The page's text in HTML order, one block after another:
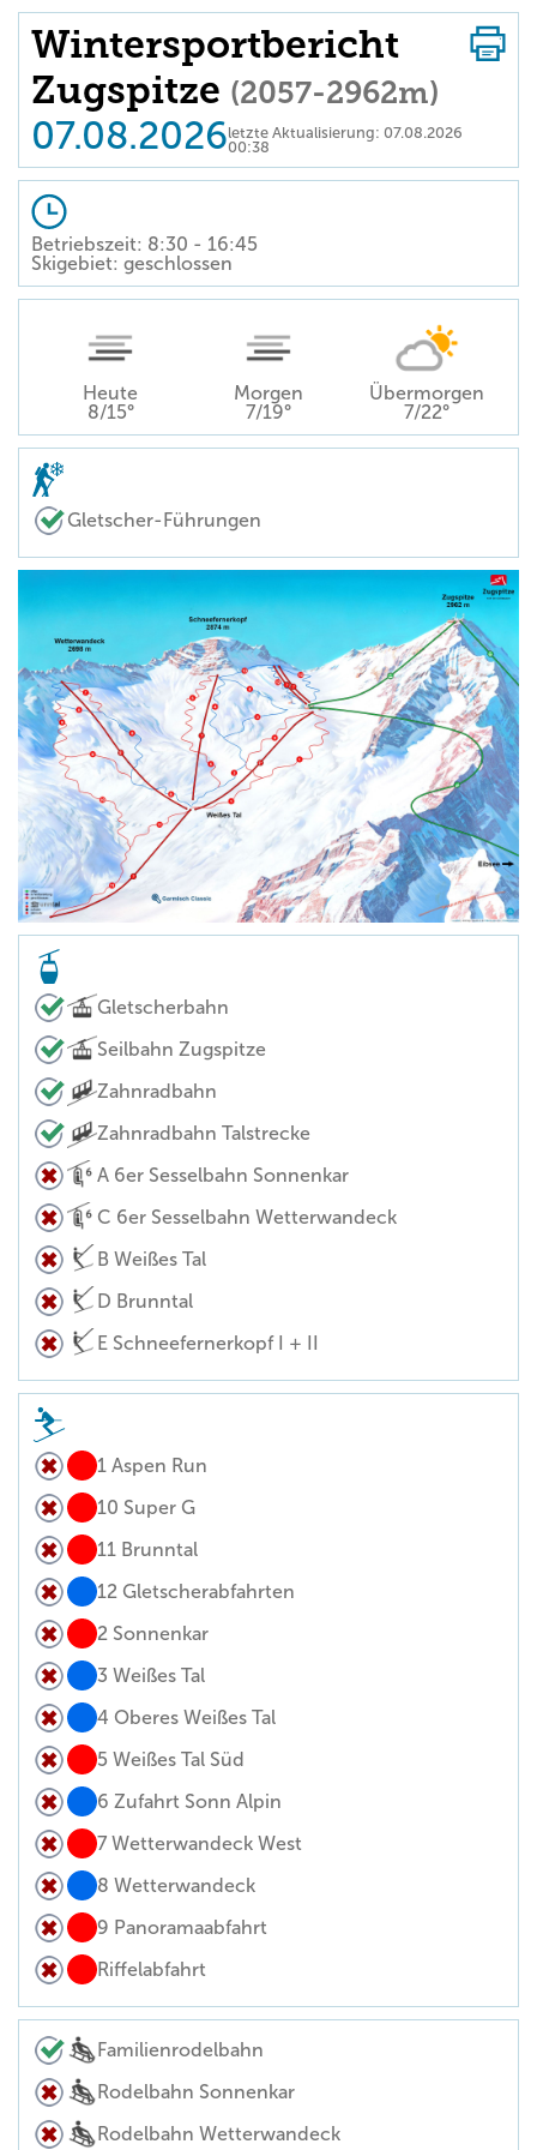
Wintersportbericht
Zugspitze (2057-2962m)
07.08.2026letzte Aktualisierung: 07.08.2026
00:38
Betriebszeit: 8:30 - 16:45
Skigebiet: geschlossen
Heute
8/15°
Morgen
7/19°
Übermorgen
7/22°
Gletscher-Führungen
Gletscherbahn
Seilbahn Zugspitze
Zahnradbahn
Zahnradbahn Talstrecke
A 6er Sesselbahn Sonnenkar
C 6er Sesselbahn Wetterwandeck
B Weißes Tal
D Brunntal
E Schneefernerkopf I + II
1 Aspen Run
10 Super G
11 Brunntal
12 Gletscherabfahrten
2 Sonnenkar
3 Weißes Tal
4 Oberes Weißes Tal
5 Weißes Tal Süd
6 Zufahrt Sonn Alpin
7 Wetterwandeck West
8 Wetterwandeck
9 Panoramaabfahrt
Riffelabfahrt
Familienrodelbahn
Rodelbahn Sonnenkar
Rodelbahn Wetterwandeck